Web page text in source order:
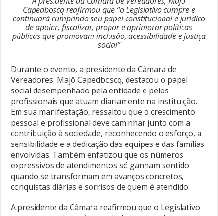
Capedboscq reafirmou que “o Legislativo cumpre e
continuará cumprindo seu papel constitucional e jurídico
de apoiar, fiscalizar, propor e aprimorar políticas
públicas que promovam inclusão, acessibilidade e justiça
social”
Durante o evento, a presidente da Câmara de
Vereadores, Majô Capedboscq, destacou o papel
social desempenhado pela entidade e pelos
profissionais que atuam diariamente na instituição.
Em sua manifestação, ressaltou que o crescimento
pessoal e profissional deve caminhar junto com a
contribuição à sociedade, reconhecendo o esforço, a
sensibilidade e a dedicação das equipes e das famílias
envolvidas. Também enfatizou que os números
expressivos de atendimentos só ganham sentido
quando se transformam em avanços concretos,
conquistas diárias e sorrisos de quem é atendido.
A presidente da Câmara reafirmou que o Legislativo